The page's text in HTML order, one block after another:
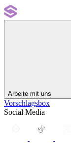
Arbeite mit uns
Vorschlagsbox
Social Media